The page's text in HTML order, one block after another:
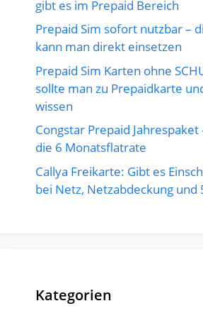
gibt es im Prepaid Bereich
Prepaid Sim sofort nutzbar –
kann man direkt einsetzen
Prepaid Sim Karten ohne
sollte man zu Prepaidkarte
wissen
Congstar Prepaid Jahrespaket
die 6 Monatsflatrate
Callya Freikarte: Gibt es
bei Netz, Netzabdeckung und
Kategorien